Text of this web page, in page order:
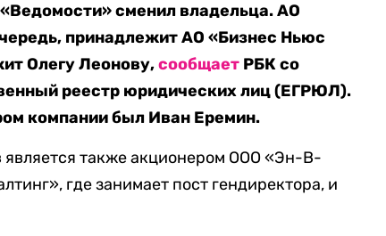
сменил владельца. АО
принадлежит АО «Бизнес Ньюс
Олегу Леонову,сообщает РБК со
реестр юридических лиц (ЕГРЮЛ).
компании был Иван Еремин.
также акционером ООО «Эн-В-
где занимает пост гендиректора, и